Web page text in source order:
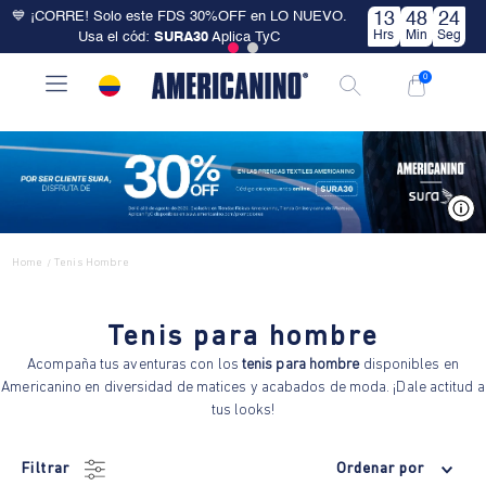
💙 ¡CORRE! Solo este FDS 30%OFF en LO NUEVO.
Usa el cód:SURA30 Aplica TyC
13
Hrs
48
Min
24
Seg
0
Home / Tenis Hombre
Tenis para hombre
Acompaña tus aventuras con los tenis para hombredisponibles en
Americanino en diversidad de matices y acabados de moda. ¡Dale actitud a
tus looks!
Filtrar Ordenar por